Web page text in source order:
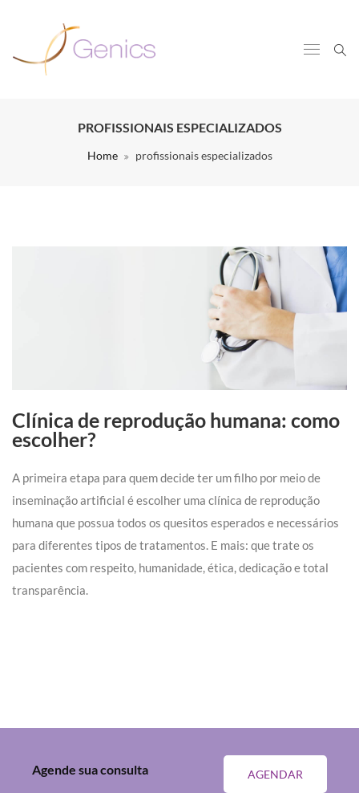
PROFISSIONAIS ESPECIALIZADOS
Home profissionais especializados
Clínica de reprodução humana: como
escolher?
A primeira etapa para quem decide ter um filho por meio de
inseminação artificial é escolher uma clínica de reprodução
humana que possua todos os quesitos esperados e necessários
para diferentes tipos de tratamentos. E mais: que trate os
pacientes com respeito, humanidade, ética, dedicação e total
transparência.
AGENDAR
Agende sua consulta